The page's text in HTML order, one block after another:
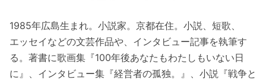
1985年広島生まれ。小説家。京都在住。小説、短歌、
エッセイなどの文芸作品や、インタビュー記事を執筆す
る。著書に歌画集『100年後あなたもわたしもいない日
に』、インタビュー集『経営者の孤独。』、小説『戦争と